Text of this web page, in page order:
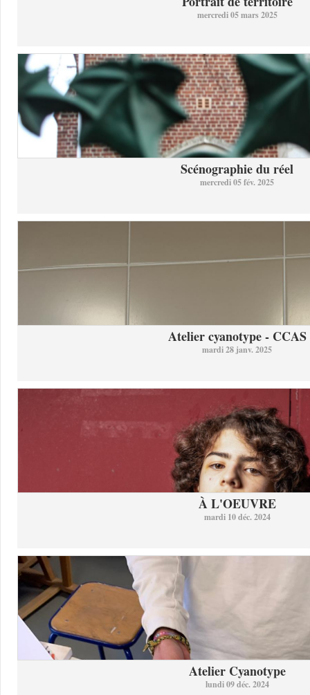
mercredi 05 mars 2025
Scénographie du réel
mercredi 05 fév. 2025
Atelier cyanotype - CCAS
mardi 28 janv. 2025
À L'OEUVRE
mardi 10 déc. 2024
Atelier Cyanotype
lundi 09 déc. 2024